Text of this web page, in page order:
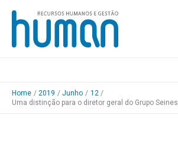
Skip
content
Home 2019 Junho
12
Uma distinção para o diretor geral do Grupo Seines